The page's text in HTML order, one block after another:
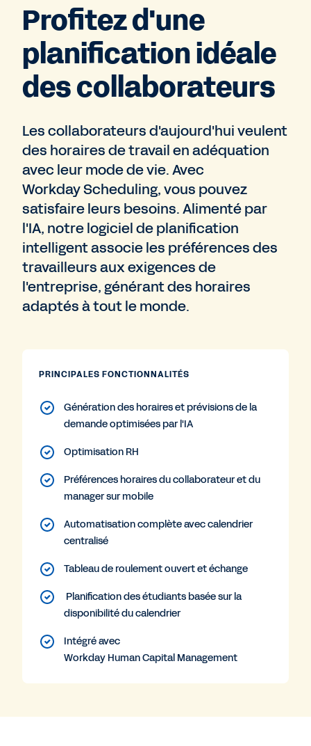
Profitez d'une
planification idéale
des collaborateurs
Les collaborateurs d'aujourd'hui veulent
des horaires de travail en adéquation
avec leur mode de vie. Avec
Workday Scheduling, vous pouvez
satisfaire leurs besoins. Alimenté par
l'IA, notre logiciel de planification
intelligent associe les préférences des
travailleurs aux exigences de
l'entreprise, générant des horaires
adaptés à tout le monde.
PRINCIPALES FONCTIONNALITÉS
Génération des horaires et prévisions de la
demande optimisées par l'IA
Optimisation RH
Préférences horaires du collaborateur et du
manager sur mobile
Automatisation complète avec calendrier
centralisé
Tableau de roulement ouvert et échange
Planification des étudiants basée sur la
disponibilité du calendrier
Intégré avec
Workday Human Capital Management